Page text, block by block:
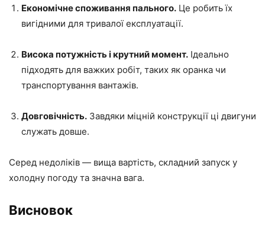
Економічне споживання пального. Це робить їх
вигідними для тривалої експлуатації.
Висока потужність і крутний момент. Ідеально
підходять для важких робіт, таких як оранка чи
транспортування вантажів.
Довговічність. Завдяки міцній конструкції ці двигуни
служать довше.
Серед недоліків — вища вартість, складний запуск у
холодну погоду та значна вага.
Висновок